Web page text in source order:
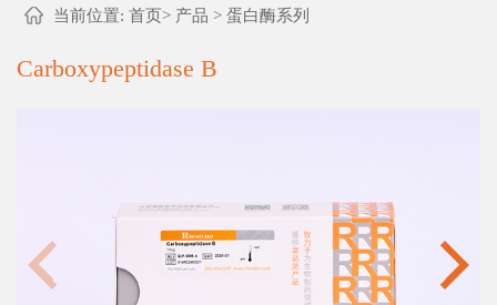
当前位置: 首页> 产品 > 蛋白酶系列
Carboxypeptidase B